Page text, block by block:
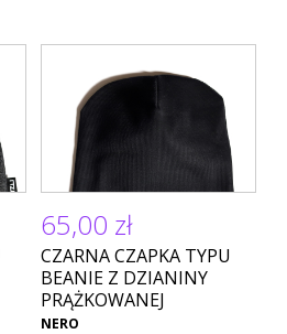
65,00 zł
CZARNA CZAPKA TYPU
BEANIE Z DZIANINY
PRĄŻKOWANEJ
NERO